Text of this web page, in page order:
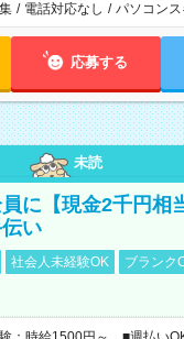
/ 電話対応なし / パソコン
応募する
未読
に【現金2千円相
い
社会人未経験OK
ブランク